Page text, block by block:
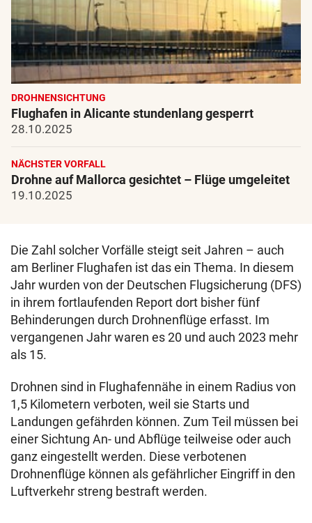
DROHNENSICHTUNG
Flughafen in Alicante stundenlang gesperrt
28.10.2025
NÄCHSTER VORFALL
Drohne auf Mallorca gesichtet – Flüge umgeleitet
19.10.2025
Die Zahl solcher Vorfälle steigt seit Jahren – auch
am Berliner Flughafen ist das ein Thema. In diesem
Jahr wurden von der Deutschen Flugsicherung (DFS)
in ihrem fortlaufenden Report dort bisher fünf
Behinderungen durch Drohnenflüge erfasst. Im
vergangenen Jahr waren es 20 und auch 2023 mehr
als 15.
Drohnen sind in Flughafennähe in einem Radius von
1,5 Kilometern verboten, weil sie Starts und
Landungen gefährden können. Zum Teil müssen bei
einer Sichtung An- und Abflüge teilweise oder auch
ganz eingestellt werden. Diese verbotenen
Drohnenflüge können als gefährlicher Eingriff in den
Luftverkehr streng bestraft werden.